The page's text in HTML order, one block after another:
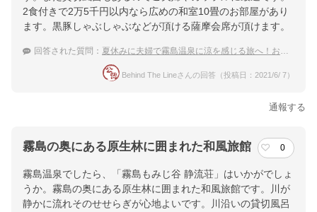
2食付きで2万5千円以内なら広めの和室10畳のお部屋があり
ます。黒豚しゃぶしゃぶなどが頂ける薩摩会席が頂けます。
回答された質問： 夏休みに夫婦で霧島温泉に涼を感じる旅へ！おいしい料理と風を感じる露天風呂
Behind The Lineさんの回答（投稿日：2021/6/ 7）
通報する
霧島の奥にある原生林に囲まれた和風旅館 0
霧島温泉でしたら、「霧島もみじ谷 静流荘」はいかがでしょ
うか。霧島の奥にある原生林に囲まれた和風旅館です。川が
静かに流れそのせせらぎが心地よいです。川沿いの貸切風呂